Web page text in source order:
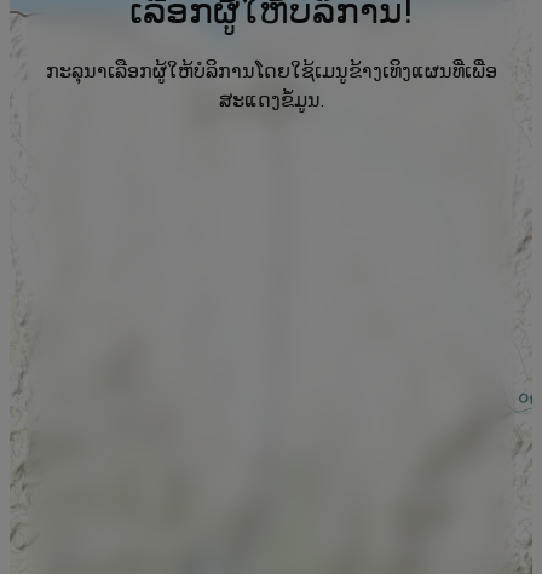
ເລືອກຜູ້ໃຫ້ບໍລິການ!
ກະລຸນາເລືອກຜູ້ໃຫ້ບໍລິການໂດຍໃຊ້ເມນູຂ້າງເທິງແຜນທີ່ເພື່ອ
ສະແດງຂໍ້ມູນ.